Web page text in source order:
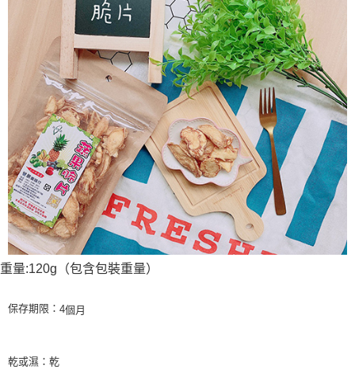
重量:120g（包含包裝重量）
保存期限： 4個月
乾或濕：乾